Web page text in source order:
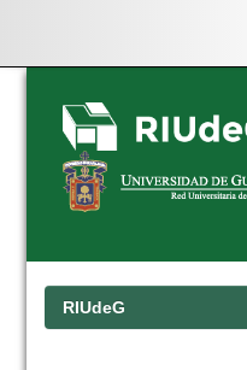
Skip
navigation
RIUdeG